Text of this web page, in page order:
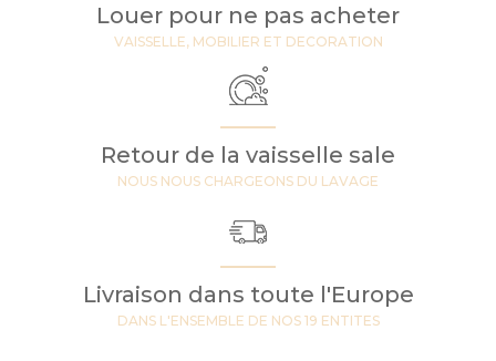
Louer pour ne pas acheter
VAISSELLE, MOBILIER ET DECORATION
Retour de la vaisselle sale
NOUS NOUS CHARGEONS DU LAVAGE
Livraison dans toute l'Europe
DANS L'ENSEMBLE DE NOS 19 ENTITES